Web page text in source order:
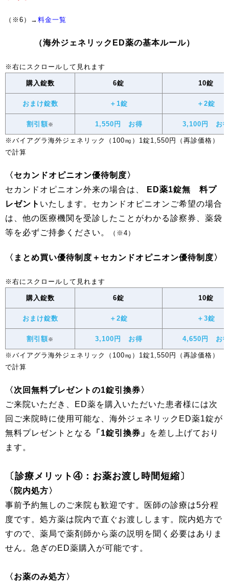
（※6）→ 料金一覧
（海外ジェネリックED薬の基本ルール）
購入錠数 6錠 10錠
おまけ錠数 ＋1錠 ＋2錠
割引額※ 1,550円 お得 3,100円 お
※バイアグラ海外ジェネリック（100㎎）1錠1,550円（再診価格）
で計算
〈セカンドオピニオン優待制度〉
セカンドオピニオン外来の場合は、
ED薬1錠無 料プ
レゼント いたします。セカンドオピニオンご希望の場合
は、他の医療機関を受診したことがわかる診察券、薬袋
等を必ずご持参ください。
（※4）
〈まとめ買い優待制度＋セカンドオピニオン優待制度〉
購入錠数 6錠 10錠
おまけ錠数 ＋2錠 ＋3錠
割引額※ 3,100円 お得 4,650円 お
※バイアグラ海外ジェネリック（100㎎）1錠1,550円（再診価格）
で計算
〈次回無料プレゼントの1錠引換券〉
ご来院いただき、ED薬を購入いただいた患者様には次
回ご来院時に使用可能な、海外ジェネリックED薬1錠が
無料プレゼントとなる
「1錠引換券」
を差し上げており
ます。
〔診療メリット④：お薬お渡し時間短縮〕
〈院内処方〉
事前予約無しのご来院も歓迎です。医師の診療は5分程
度です。処方薬は院内で直ぐお渡しします。院内処方で
すので、薬局で薬剤師から薬の説明を聞く必要はありま
せん。急ぎのED薬購入が可能です。
〈お薬のみ処方〉